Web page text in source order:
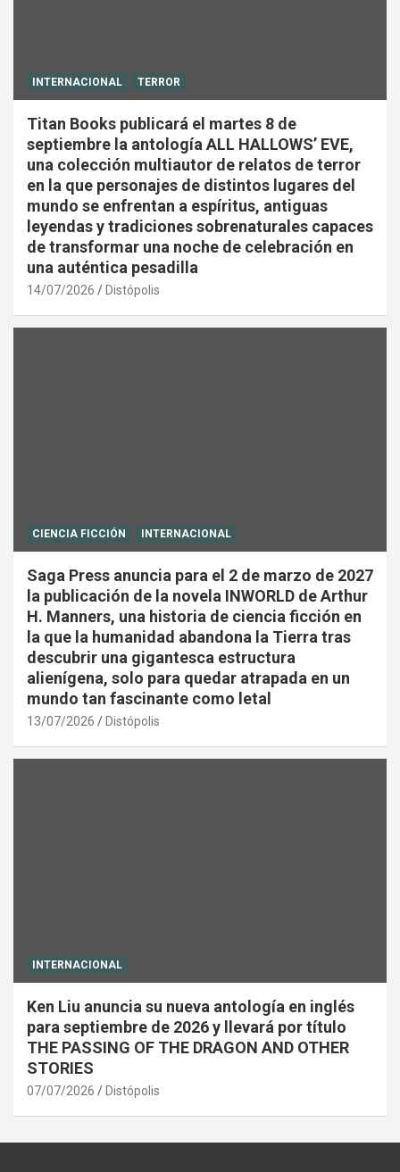
INTERNACIONAL TERROR
Titan Books publicará el martes 8 de
septiembre la antología ALL HALLOWS’ EVE,
una colección multiautor de relatos de terror
en la que personajes de distintos lugares del
mundo se enfrentan a espíritus, antiguas
leyendas y tradiciones sobrenaturales capaces
de transformar una noche de celebración en
una auténtica pesadilla
14/07/2026 Distópolis
CIENCIA FICCIÓN INTERNACIONAL
Saga Press anuncia para el 2 de marzo de 2027
la publicación de la novela INWORLD de Arthur
H. Manners, una historia de ciencia ficción en
la que la humanidad abandona la Tierra tras
descubrir una gigantesca estructura
alienígena, solo para quedar atrapada en un
mundo tan fascinante como letal
13/07/2026 Distópolis
INTERNACIONAL
Ken Liu anuncia su nueva antología en inglés
para septiembre de 2026 y llevará por título
THE PASSING OF THE DRAGON AND OTHER
STORIES
07/07/2026 Distópolis